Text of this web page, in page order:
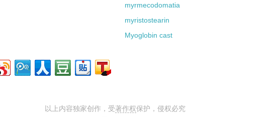
myrmecodomatia
myristostearin
Myoglobin cast
以上内容独家创作，受著作权保护，侵权必究